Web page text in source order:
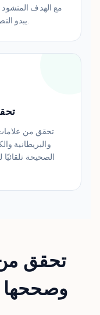
مع الهدف
تحقق من علامات
والبريطانية
الصحيحة
تحقق من